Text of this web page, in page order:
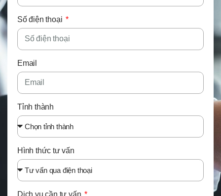
Số điện thoại
Email
Tỉnh thành
Hình thức tư vấn
Dịch vụ cần tư vấn